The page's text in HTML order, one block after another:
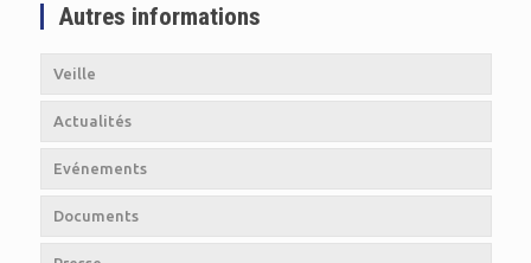
Autres informations
Veille
Actualités
Evénements
Documents